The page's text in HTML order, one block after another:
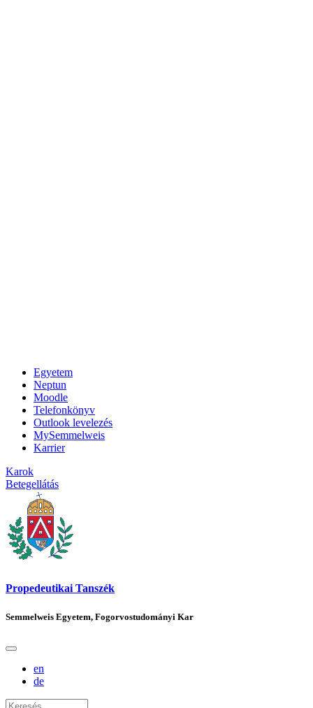
Egyetem
Neptun
Moodle
Telefonkönyv
Outlook levelezés
MySemmelweis
Karrier
Karok
Betegellátás
Propedeutikai Tanszék
Semmelweis Egyetem, Fogorvostudományi Kar
en
de